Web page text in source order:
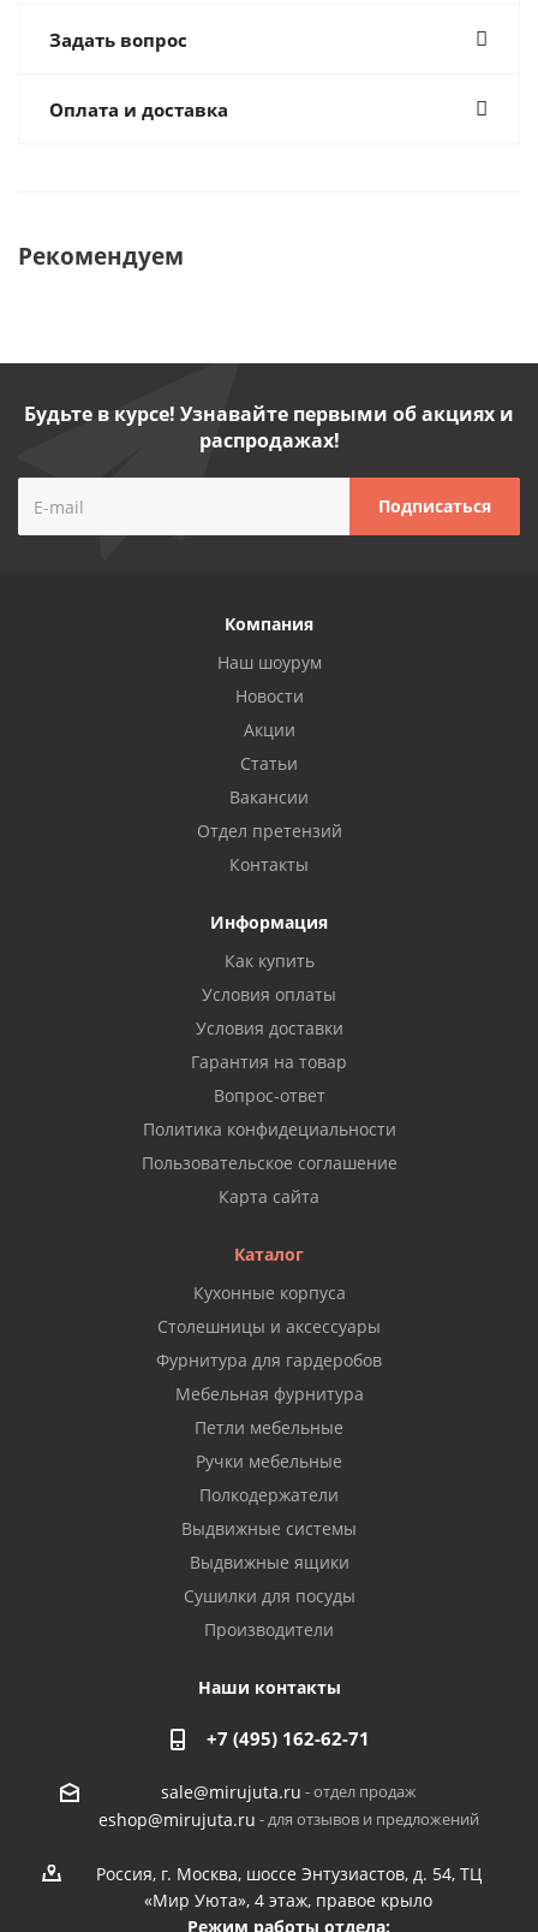
Задать вопрос
Оплата и доставка
Рекомендуем
Будьте в курсе! Узнавайте первыми об акциях и
распродажах!
Компания
Наш шоурум
Новости
Акции
Статьи
Вакансии
Отдел претензий
Контакты
Информация
Как купить
Условия оплаты
Условия доставки
Гарантия на товар
Вопрос-ответ
Политика конфидециальности
Пользовательское соглашение
Карта сайта
Каталог
Кухонные корпуса
Столешницы и аксессуары
Фурнитура для гардеробов
Мебельная фурнитура
Петли мебельные
Ручки мебельные
Полкодержатели
Выдвижные системы
Выдвижные ящики
Сушилки для посуды
Производители
Наши контакты
+7 (495) 162-62-71
sale@mirujuta.ru - отдел продаж
eshop@mirujuta.ru - для отзывов и предложений
Россия, г. Москва, шоссе Энтузиастов, д. 54, ТЦ
«Мир Уюта», 4 этаж, правое крыло
Режим работы отдела: